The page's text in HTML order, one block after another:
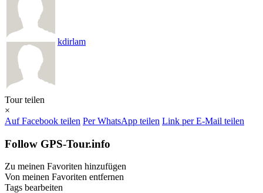
kdirlam
Tour teilen
×
Auf Facebook teilen Per WhatsApp teilen Link per E-Mail teilen
Follow GPS-Tour.info
Zu meinen Favoriten hinzufügen
Von meinen Favoriten entfernen
Tags bearbeiten